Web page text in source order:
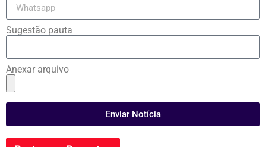
Sugestão pauta
Anexar arquivo
Enviar Notícia